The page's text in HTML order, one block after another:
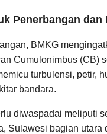
Penerbangan dan
BMKG
Cumulonimbus (CB)
turbulensi, petir,
bandara.
diwaspadai meliputi
Sulawesi bagian utara